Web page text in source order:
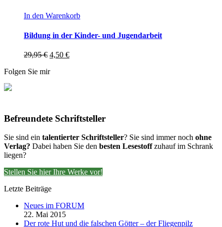
In den Warenkorb
Bildung in der Kinder- und Jugendarbeit
29,95€ 4,50 €
Folgen Sie mir
Befreundete Schriftsteller
Sie sind ein talentierter Schriftsteller? Sie sind immer noch ohne
Verlag? Dabei haben Sie den besten Lesestoffzuhauf im Schrank
liegen?
Stellen Sie hier Ihre Werke vor!
Letzte Beiträge
Neues im FORUM
22. Mai 2015
Der rote Hut und die falschen Götter – der Fliegenpilz